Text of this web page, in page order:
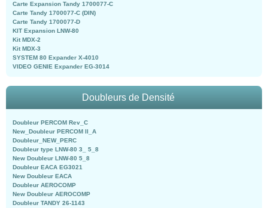
Carte Expansion Tandy 1700077-C
Carte Tandy 1700077-C (DIN)
Carte Tandy 1700077-D
KIT Expansion LNW-80
Kit MDX-2
Kit MDX-3
SYSTEM 80 Expander X-4010
VIDEO GENIE Expander EG-3014
Doubleurs de Densité
Doubleur PERCOM Rev_C
New_Doubleur PERCOM II_A
Doubleur_NEW_PERC
Doubleur type LNW-80 3_ 5_8
New Doubleur LNW-80 5_8
Doubleur EACA EG3021
New Doubleur EACA
Doubleur AEROCOMP
New Doubleur AEROCOMP
Doubleur TANDY 26-1143